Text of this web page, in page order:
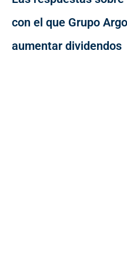
con el que Grupo
aumentar dividendos